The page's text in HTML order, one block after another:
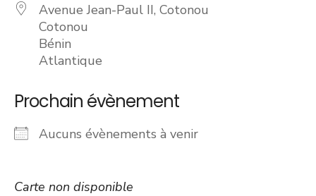
Avenue Jean-Paul II, Cotonou
Cotonou
Bénin
Atlantique
Prochain évènement
Aucuns évènements à venir
Carte non disponible